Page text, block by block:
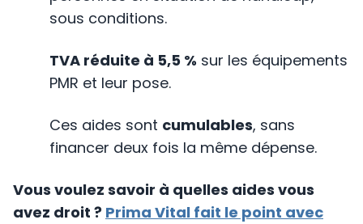
sous conditions.
TVA réduite à 5,5 % sur les équipements
PMR et leur pose.
Ces aides sont cumulables, sans
financer deux fois la même dépense.
Vous voulez savoir à quelles aides vous
avez droit ? Prima Vital fait le point avec